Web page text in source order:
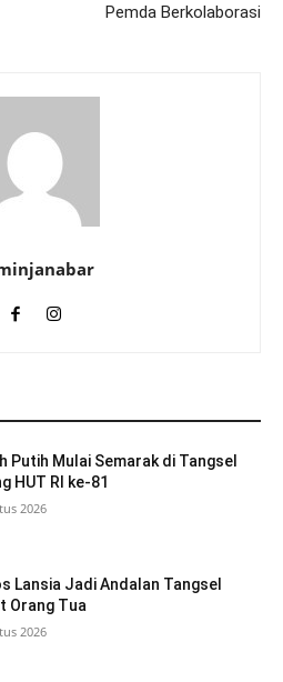
Pemda Berkolaborasi
Putih Mulai Semarak di Tangsel
HUT RI ke-81
2026
Lansia Jadi Andalan Tangsel
Orang Tua
2026